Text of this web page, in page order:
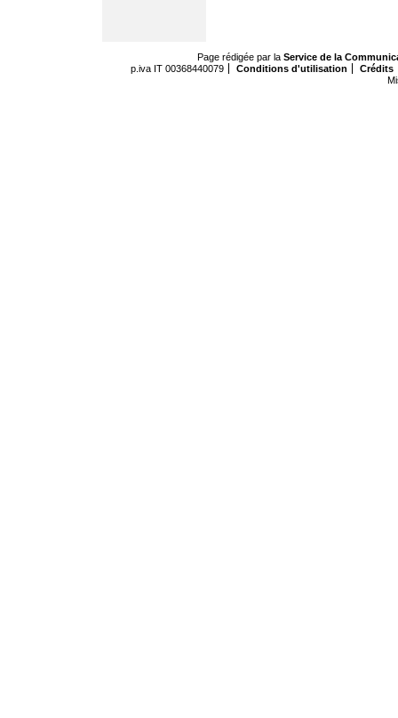
Page rédigée par la Service de la
p.iva IT 00368440079
Conditions d'utilisation
Crédits